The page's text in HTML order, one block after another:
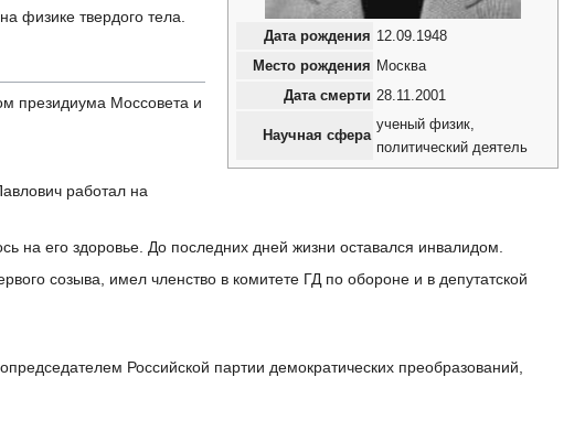
Дата рождения 12.09.1948
Место рождения Москва
Дата смерти 28.11.2001
Научная сфера
ученый физик,
политический деятель
физике твердого тела.
президиума Моссовета и
работал на
на его здоровье. До последних дней жизни оставался инвалидом.
созыва, имел членство в комитете ГД по обороне и в депутатской
Российской партии демократических преобразований,